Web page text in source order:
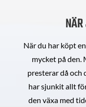
När du har köpt
mycket på den.
presterar då och
har sjunkit allt
den växa med